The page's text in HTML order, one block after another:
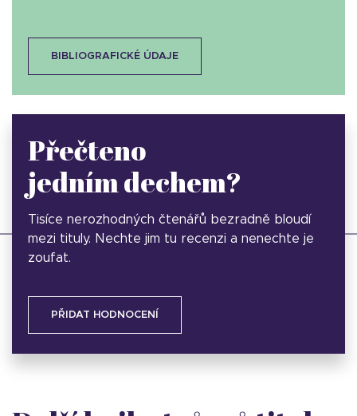
BIBLIOGRAFICKÉ ÚDAJE
Přečteno
jedním dechem?
Tisíce nerozhodných čtenářů bezradně bloudí
mezi tituly. Nechte jim tu recenzi a nenechte je
zoufat.
PŘIDAT HODNOCENÍ